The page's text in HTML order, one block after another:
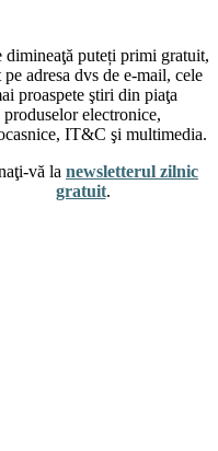
dimineaţă puteți primi gratuit,
pe adresa dvs de e-mail, cele
proaspete ştiri din piaţa
produselor electronice,
IT&C şi multimedia.
vă la newsletterul zilnic
gratuit.